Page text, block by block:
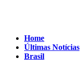
Home
Últimas Notícias
Brasil